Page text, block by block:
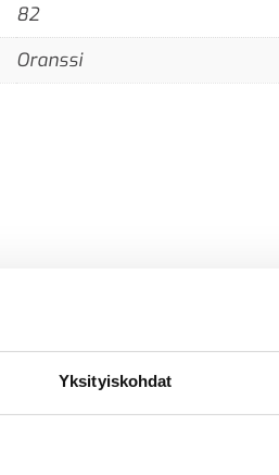
Yksityiskohdat
82
Oranssi